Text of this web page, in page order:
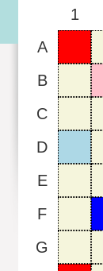
1
A
B
C
D
E
F
G